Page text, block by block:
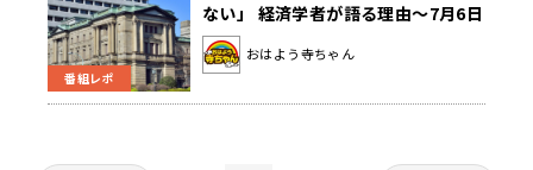
番組レポ
ない」 経済学者が語る理由～7月6日
「おはよう寺ちゃん」
おはよう寺ちゃん